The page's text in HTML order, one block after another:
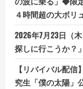
４時間超の大ボ
2026年7月23日（
探しに行こうか？
【リバイバル配信
究生「僕の太陽」